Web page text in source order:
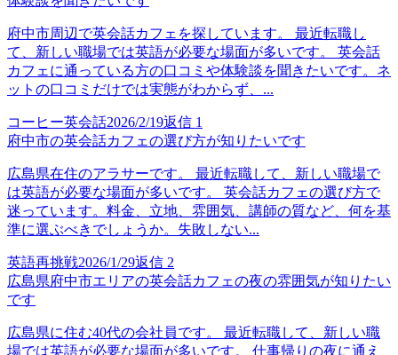
府中市周辺で英会話カフェを探しています。 最近転職し
て、新しい職場では英語が必要な場面が多いです。 英会話
カフェに通っている方の口コミや体験談を聞きたいです。ネ
ットの口コミだけでは実態がわからず、...
コーヒー英会話2026/2/19返信 1
府中市の英会話カフェの選び方が知りたいです
広島県在住のアラサーです。 最近転職して、新しい職場で
は英語が必要な場面が多いです。 英会話カフェの選び方で
迷っています。料金、立地、雰囲気、講師の質など、何を基
準に選ぶべきでしょうか。失敗しない...
英語再挑戦2026/1/29返信 2
広島県府中市エリアの英会話カフェの夜の雰囲気が知りたい
です
広島県に住む40代の会社員です。 最近転職して、新しい職
場では英語が必要な場面が多いです。 仕事帰りの夜に通え